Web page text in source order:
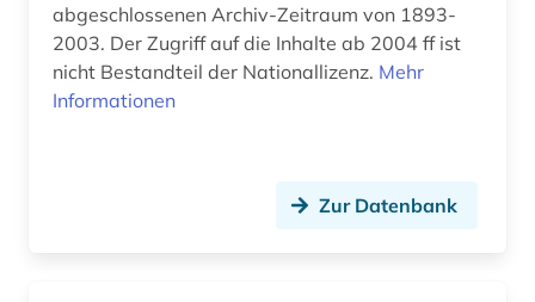
abgeschlossenen Archiv-Zeitraum von 1893-
2003. Der Zugriff auf die Inhalte ab 2004 ff ist
nicht Bestandteil der Nationallizenz. Mehr
Informationen
Zur Datenbank